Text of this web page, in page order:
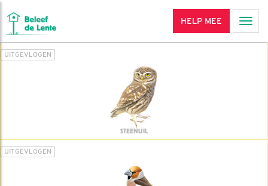
HELP MEE
UITGEVLOGEN
STEENUIL
UITGEVLOGEN